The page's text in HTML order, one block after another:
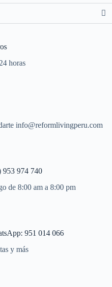
horas
info@reformlivingperu.com
953 974 740
de 8:00 am a 8:00 pm
951 014 066
y más